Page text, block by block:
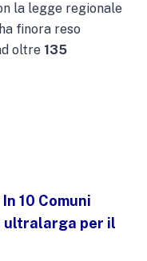
la legge regionale
finora reso
oltre 135
10 Comuni
ultralarga per il